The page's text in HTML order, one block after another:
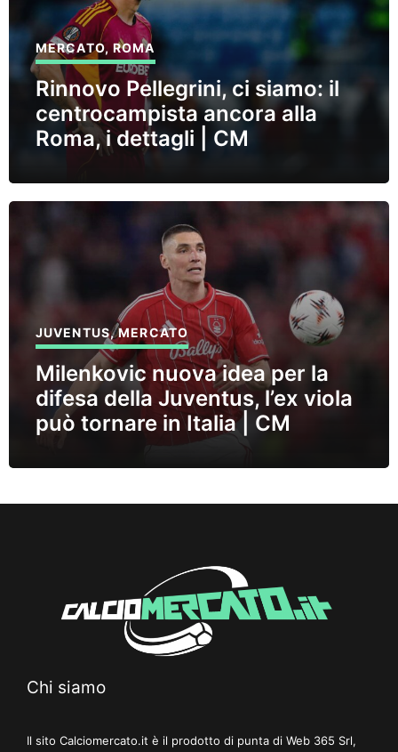
MERCATO,ROMA
Rinnovo Pellegrini, ci siamo: il
centrocampista ancora alla
Roma, i dettagli | CM
JUVENTUS,MERCATO
Milenkovic nuova idea per la
difesa della Juventus, l’ex viola
può tornare in Italia | CM
Chi siamo
Il sito Calciomercato.it è il prodotto di punta di Web 365 Srl,